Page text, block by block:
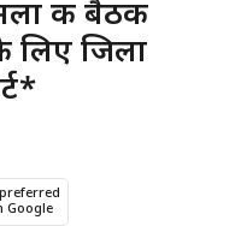
की बैठक
लिए जिला
Google